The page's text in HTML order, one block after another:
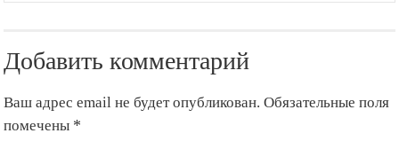
Добавить комментарий
Ваш адрес email не будет опубликован. Обязательные поля
помечены *